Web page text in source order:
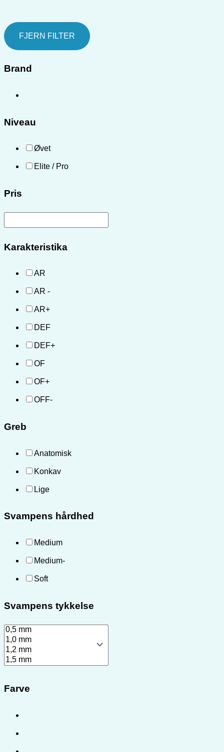
FJERN FILTER
Brand
Niveau
Øvet
Elite / Pro
Pris
Karakteristika
AR
AR -
AR+
DEF
DEF+
OF
OF+
OFF-
Greb
Anatomisk
Konkav
Lige
Svampens hårdhed
Medium
Medium-
Soft
Svampens tykkelse
Farve